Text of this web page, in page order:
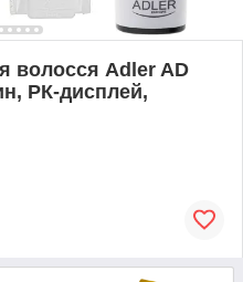
волосся Adler AD
РК-дисплей,